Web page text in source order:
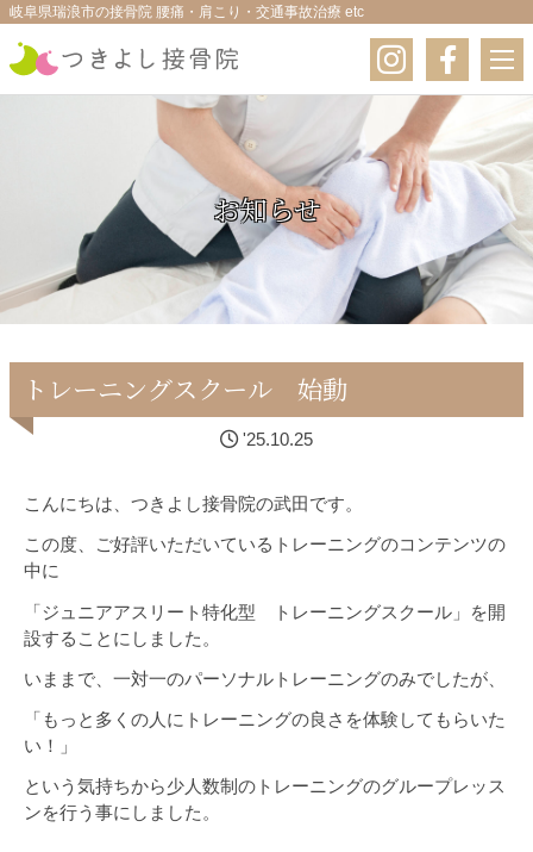
岐阜県瑞浪市の接骨院 腰痛・肩こり・交通事故治療 etc
お知らせ
トレーニングスクール 始動
'25.10.25
こんにちは、つきよし接骨院の武田です。
この度、ご好評いただいているトレーニングのコンテンツの
中に
「ジュニアアスリート特化型 トレーニングスクール」を開
設することにしました。
いままで、一対一のパーソナルトレーニングのみでしたが、
「もっと多くの人にトレーニングの良さを体験してもらいた
い！」
という気持ちから少人数制のトレーニングのグループレッス
ンを行う事にしました。